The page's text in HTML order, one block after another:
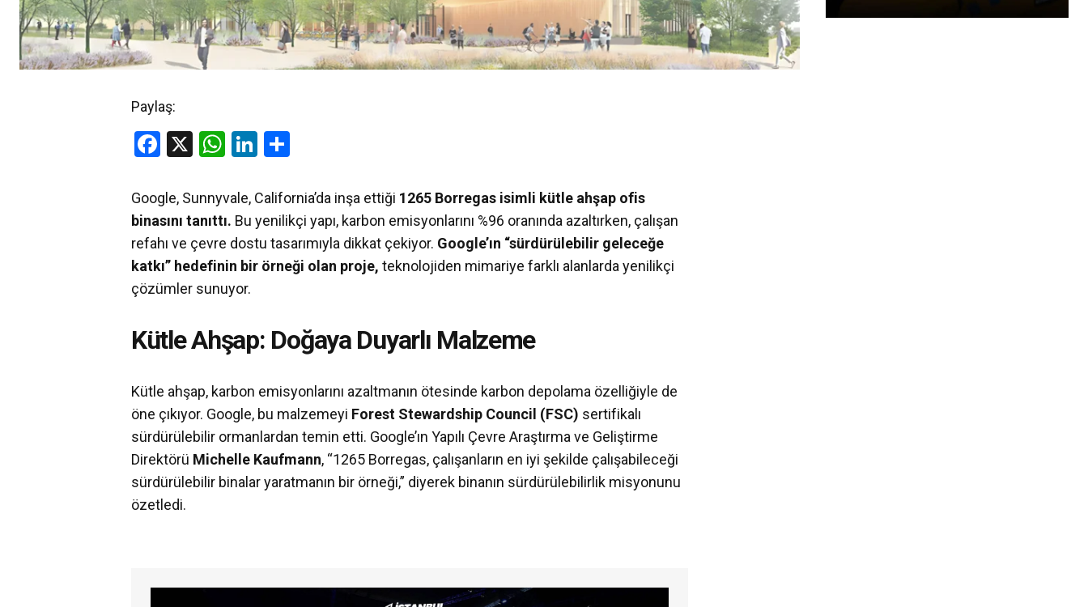
Paylaş:
Facebook
X WhatsApp
LinkedIn
Google, Sunnyvale, California’da inşa ettiği 1265 Borregas isimli kütle ahşap ofis
binasını tanıttı. Bu yenilikçi yapı, karbon emisyonlarını %96 oranında azaltırken, çalışan
refahı ve çevre dostu tasarımıyla dikkat çekiyor. Google’ın “sürdürülebilir geleceğe
katkı” hedefinin bir örneği olan proje, teknolojiden mimariye farklı alanlarda yenilikçi
çözümler sunuyor.
Kütle Ahşap: Doğaya Duyarlı Malzeme
Kütle ahşap, karbon emisyonlarını azaltmanın ötesinde karbon depolama özelliğiyle de
öne çıkıyor. Google, bu malzemeyi Forest Stewardship Council (FSC) sertifikalı
sürdürülebilir ormanlardan temin etti. Google’ın Yapılı Çevre Araştırma ve Geliştirme
Direktörü Michelle Kaufmann, “1265 Borregas, çalışanların en iyi şekilde çalışabileceği
sürdürülebilir binalar yaratmanın bir örneği,” diyerek binanın sürdürülebilirlik misyonunu
özetledi.